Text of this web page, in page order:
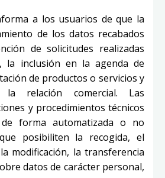
a los usuarios de que la
de los datos recabados
de solicitudes realizadas
la inclusión en la agenda de
de productos o servicios y
relación comercial. Las
y procedimientos técnicos
forma automatizada o no
posibiliten la recogida, el
modificación, la transferencia
datos de carácter personal,